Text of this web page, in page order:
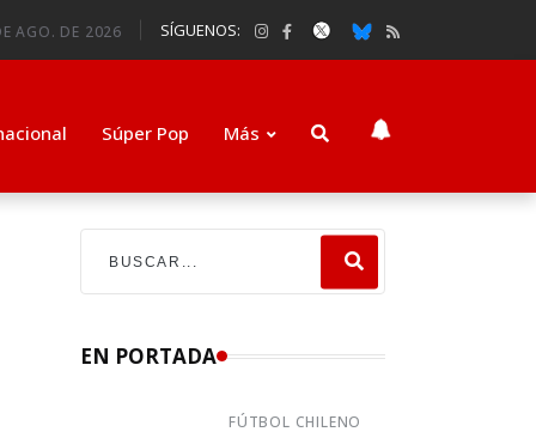
AGO. DE 2026 SÍGUENOS:
Súper Pop Más
EN PORTADA
FÚTBOL CHILENO